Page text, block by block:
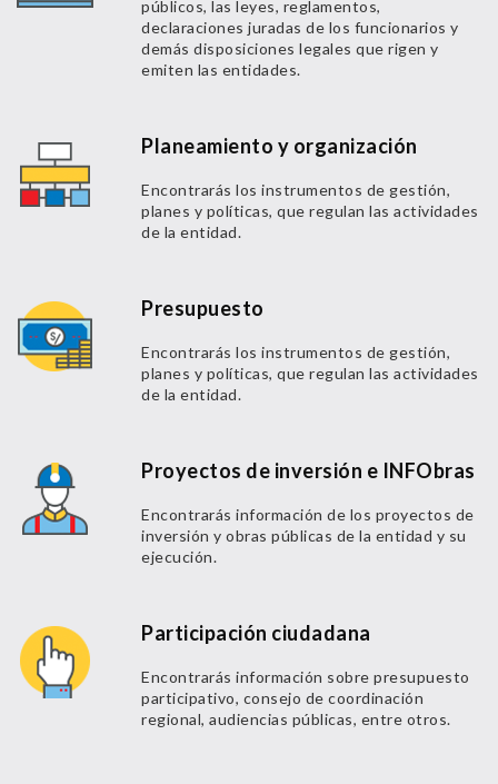
públicos, las leyes, reglamentos,
declaraciones juradas de los funcionarios y
demás disposiciones legales que rigen y
emiten las entidades.
Planeamiento y organización
Encontrarás los instrumentos de gestión,
planes y políticas, que regulan las actividades
de la entidad.
Presupuesto
Encontrarás los instrumentos de gestión,
planes y políticas, que regulan las actividades
de la entidad.
Proyectos de inversión e INFObras
Encontrarás información de los proyectos de
inversión y obras públicas de la entidad y su
ejecución.
Participación ciudadana
Encontrarás información sobre presupuesto
participativo, consejo de coordinación
regional, audiencias públicas, entre otros.